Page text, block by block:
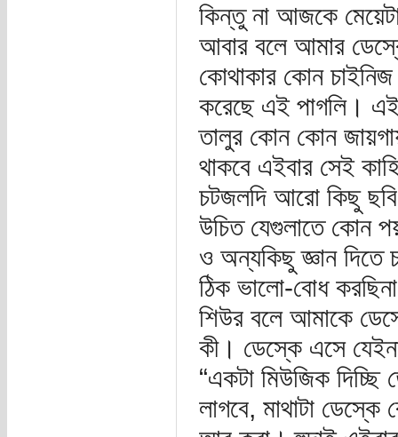
কিন্তু না আজকে
আবার বলে আমার
কোথাকার কোন
করেছে এই পাগলি।
তালুর কোন কোন
থাকবে এইবার সেই
চটজলদি আরো কিছু
উচিত যেগুলাতে কোন
ও অন্যকিছু জ্ঞান দিতে
ঠিক ভালো-বোধ
শিউর বলে আমাকে
কী। ডেস্কে এসে
“একটা মিউজিক
লাগবে, মাথাটা